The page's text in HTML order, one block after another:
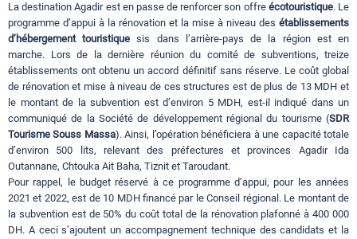
La destination Agadir est en passe de renforcer son offre écotouristique. Le
programme d’appui à la rénovation et la mise à niveau des établissements
d’hébergement touristique sis dans l’arrière-pays de la région est en
marche. Lors de la dernière réunion du comité de subventions, treize
établissements ont obtenu un accord définitif sans réserve. Le coût global
de rénovation et mise à niveau de ces structures est de plus de 13 MDH et
le montant de la subvention est d’environ 5 MDH, est-il indiqué dans un
communiqué de la Société de développement régional du tourisme (SDR
Tourisme Souss Massa). Ainsi, l’opération bénéficiera à une capacité totale
d’environ 500 lits, relevant des préfectures et provinces Agadir Ida
Outannane, Chtouka Ait Baha, Tiznit et Taroudant.
Pour rappel, le budget réservé à ce programme d’appui, pour les années
2021 et 2022, est de 10 MDH financé par le Conseil régional. Le montant de
la subvention est de 50% du coût total de la rénovation plafonné à 400 000
DH. A ceci s’ajoutent un accompagnement technique des candidats et la